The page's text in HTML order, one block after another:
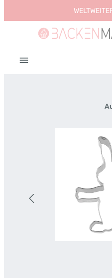
Zum Hauptinhalt springen